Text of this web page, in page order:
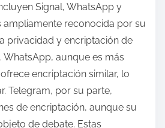
Signal, WhatsApp y
ampliamente reconocida por su
privacidad y encriptación de
WhatsApp, aunque es más
encriptación similar, lo
Telegram, por su parte,
de encriptación, aunque su
de debate. Estas